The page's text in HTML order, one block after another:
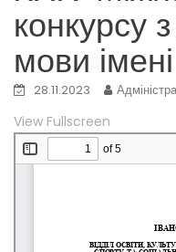
конкурсу
мови
28.11.2023
View Fullscreen